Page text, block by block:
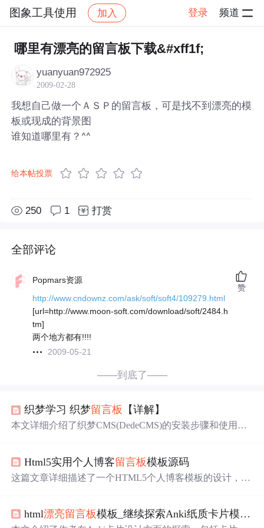
图象工具使用 加入 登录 频道
社区 图象工具使用 帖子详情
哪里有漂亮的留言板下载&#xff1f;
yuanyuan972925
2009-02-28
我想自己做一个ＡＳＰ的留言板，可是找不到漂亮的模
板或现成的背景图
谁知道哪里有？^^
给本帖投票
250 1 打赏
全部评论
Popmars资源
http://www.cndownz.com/ask/soft/soft4/109279.html
[url=http://www.moon-soft.com/download/soft/2484.h
tm]
两个地方都有!!!!
2009-05-21
赞
——到底了——
织梦学习 织梦留言板 【详解】
本文详细介绍了织梦CMS(DedeCMS)的安装步骤和使用技
整。Html5实用个人博客留言板模板源码
这篇文章详细描述了一个HTML5个人博客模板的设计，包
供了源码下载和效果演示，鼓励读者扩展功能和调整风
html漂亮留言板模板_继续探索Anki纸质卡片模板：秘密花园